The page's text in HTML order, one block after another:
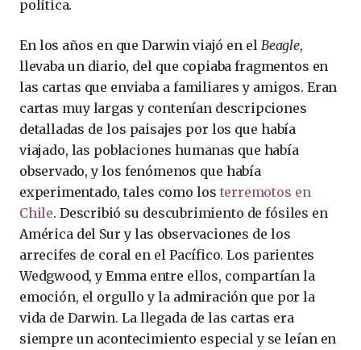
política.
En los años en que Darwin viajó en el Beagle,
llevaba un diario, del que copiaba fragmentos en
las cartas que enviaba a familiares y amigos. Eran
cartas muy largas y contenían descripciones
detalladas de los paisajes por los que había
viajado, las poblaciones humanas que había
observado, y los fenómenos que había
experimentado, tales como los terremotos en
Chile. Describió su descubrimiento de fósiles en
América del Sur y las observaciones de los
arrecifes de coral en el Pacífico. Los parientes
Wedgwood, y Emma entre ellos, compartían la
emoción, el orgullo y la admiración que por la
vida de Darwin. La llegada de las cartas era
siempre un acontecimiento especial y se leían en